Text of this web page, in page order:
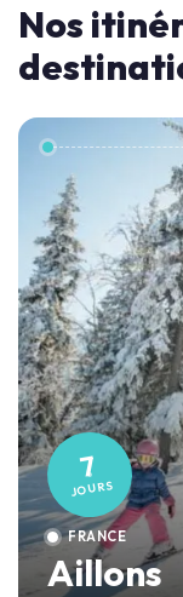
Nos
7
JOURS
FRANCE
Aillons